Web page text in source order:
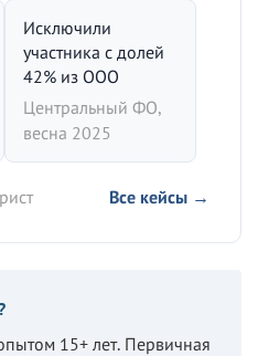
Исключили
участника с долей
42% из ООО
Центральный ФО,
весна 2025
Все кейсы →
15+ лет. Первичная